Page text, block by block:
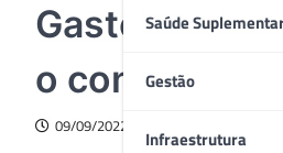
Saúde
Gestão
Infraestrutura
Gastos com
o
09/09/2022